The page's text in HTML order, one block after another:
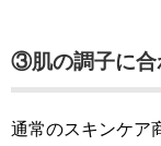
③肌の調子に合
通常のスキンケア